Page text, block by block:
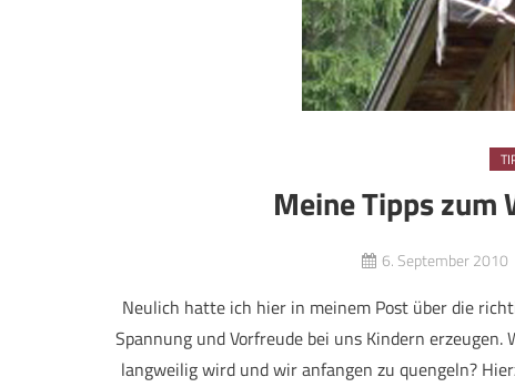
Meine Tipps zum
6. September 2010
Neulich hatte ich hier in meinem Post über die
Spannung und Vorfreude bei uns Kindern
langweilig wird und wir anfangen zu quengeln?